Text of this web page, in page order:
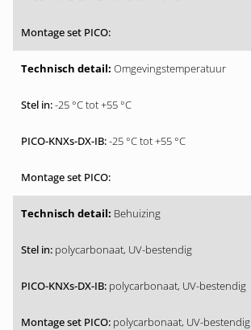
Omgevingstemperatuur
-25 °C tot +55 °C
-25 °C tot +55 °C
Behuizing
polycarbonaat, UV-bestendig
polycarbonaat, UV-bestendig
polycarbonaat, UV-bestendig